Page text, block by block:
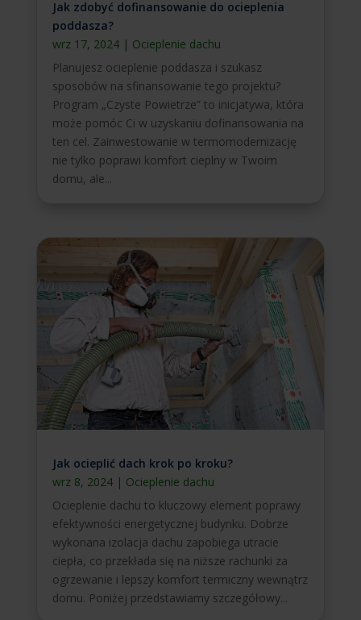
Jak zdobyć dofinansowanie do ocieplenia
poddasza?
wrz 17, 2024| Ocieplenie dachu
Planujesz ocieplenie poddasza i szukasz
sposobów na sfinansowanie tego projektu?
Program „Czyste Powietrze” to inicjatywa, która
może pomóc Ci w uzyskaniu dofinansowania na
ten cel. Zainwestowanie w termomodernizację
nie tylko poprawi komfort cieplny w Twoim
domu, ale...
Jak ocieplić dach krok po kroku?
wrz 8, 2024| Ocieplenie dachu
Ocieplenie dachu to kluczowy element poprawy
efektywności energetycznej budynku. Dobrze
wykonana izolacja dachu zapobiega utracie
ciepła, co przekłada się na niższe rachunki za
ogrzewanie i lepszy komfort termiczny wewnątrz
domu. Poniżej przedstawiamy szczegółowy...